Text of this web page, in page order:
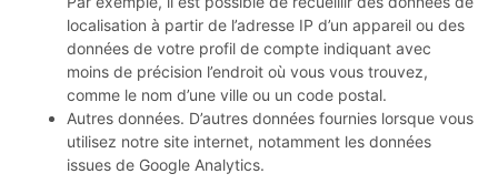
localisation à partir de l’adresse IP d’un appareil ou des
données de votre profil de compte indiquant avec
moins de précision l’endroit où vous vous trouvez,
comme le nom d’une ville ou un code postal.
Autres données. D’autres données fournies lorsque vous
utilisez notre site internet, notamment les données
issues de Google Analytics.